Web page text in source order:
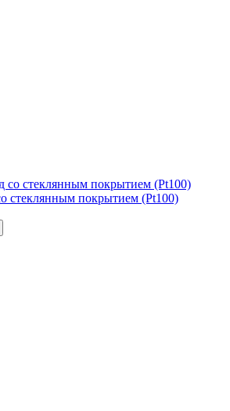
стеклянным покрытием (Pt100)